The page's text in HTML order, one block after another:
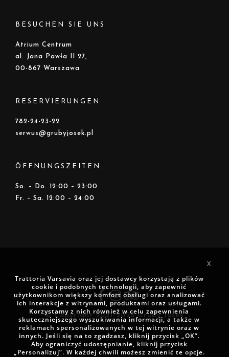
BESUCHEN SIE UNS
Atrium Centrum
al. Jana Pawła II 27,
00-867 Warszawa
RESERVIERUNGEN
782-24-23-22
serwus@grubyjosek.pl
ÖFFNUNGSZEITEN
So. – Do. 12:00 – 23:00
Fr. – Sa. 12:00 – 24:00
© Copyright 2021-2026 Gruby Josek
X
Trattoria Varsavia oraz jej dostawcy korzystają z plików
cookie i podobnych technologii, aby zapewnić
użytkownikom większy komfort obsługi oraz analizować
ich interakcje z witrynami, produktami oraz usługami.
Korzystamy z nich również w celu zapewnienia
skuteczniejszego wyszukiwania informacji, a także w
reklamach spersonalizowanych w tej witrynie oraz w
innych. Jeśli się na to zgadzasz, kliknij przycisk „OK”.
Aby ograniczyć udostępnianie, kliknij przycisk
„Personalizuj”. W każdej chwili możesz zmienić te opcje.